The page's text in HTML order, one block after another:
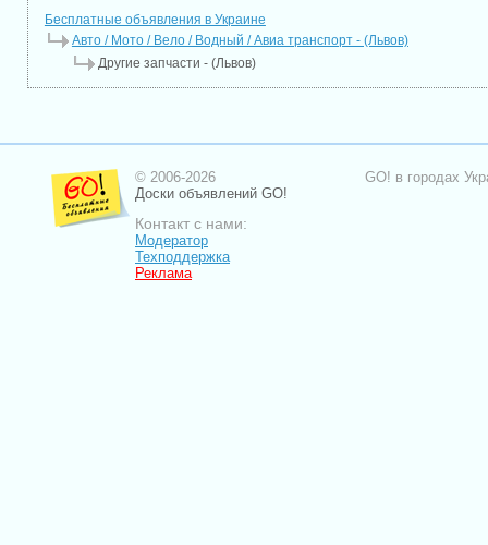
Бесплатные объявления в Украине
Авто / Мото / Вело / Водный / Авиа транспорт - (Львов)
Другие запчасти - (Львов)
© 2006-2026
Доски объявлений GO!
Контакт с нами:
Модератор
Техподдержка
Реклама
GO! в городах